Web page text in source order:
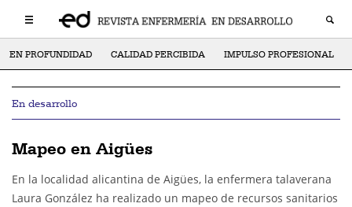
EN PROFUNDIDAD CALIDAD PERCIBIDA IMPULSO PROFESIONAL
En desarrollo
Mapeo en Aigües
En la localidad alicantina de Aigües, la enfermera talaverana
Laura González ha realizado un mapeo de recursos sanitarios